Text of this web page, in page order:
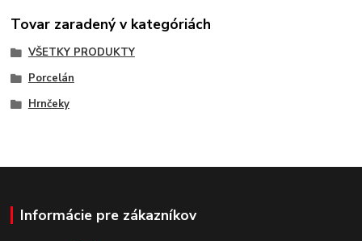
Tovar zaradený v kategóriách
VŠETKY PRODUKTY
Porcelán
Hrnčeky
Informácie pre zákazníkov